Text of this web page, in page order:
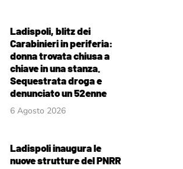
Ladispoli, blitz dei
Carabinieri in periferia:
donna trovata chiusa a
chiave in una stanza.
Sequestrata droga e
denunciato un 52enne
6 Agosto 2026
Ladispoli inaugura le
nuove strutture del PNRR